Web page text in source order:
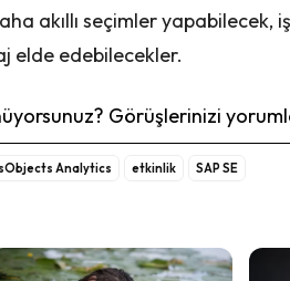
akıllı seçimler yapabilecek,
elde edebilecekler.
Görüşlerinizi
Analytics etkinlik SAP SE